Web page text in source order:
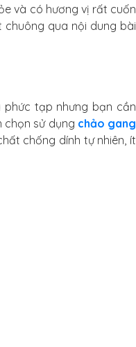
và có hương vị rất cuốn
qua nội dung bài
tạp nhưng bạn cần
chọn sử dụng chảo gang
chống dính tự nhiên, ít